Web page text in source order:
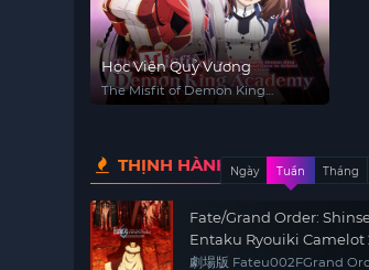
Học Viện Quỷ Vương
The Misfit of Demon King
THỊNH HÀNHNgày Tuần Tháng
Fate/Grand Order:
Entaku Ryouiki Camelot
Paladin; Agateram
劇場版 Fateu002FGrand